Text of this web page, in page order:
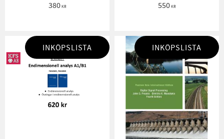
380KR 550KR
INKÖPSLISTA INKÖPSLISTA